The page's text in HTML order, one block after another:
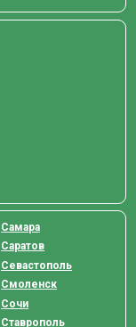
Самара
Саратов
Севастополь
Смоленск
Сочи
Ставрополь